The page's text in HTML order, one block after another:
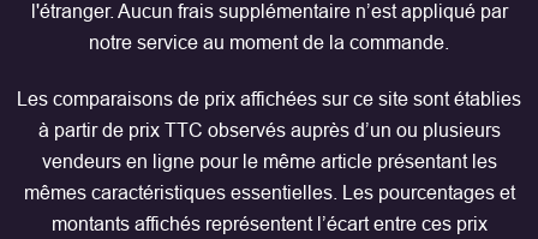
l'étranger. Aucun frais supplémentaire n’est appliqué par
notre service au moment de la commande.
Les comparaisons de prix affichées sur ce site sont établies
à partir de prix TTC observés auprès d’un ou plusieurs
vendeurs en ligne pour le même article présentant les
mêmes caractéristiques essentielles. Les pourcentages et
montants affichés représentent l’écart entre ces prix